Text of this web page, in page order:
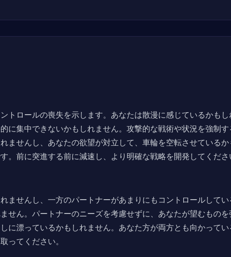
トロールの喪失を示します。あなたは散漫に感じているかも
に集中できないかもしれません。攻撃的な戦術や状況を強制す
ませんし、あなたの欲望が対立して、車輪を空転させている
。前に突進する前に減速し、より明確な戦略を開発してくださ
ませんし、一方のパートナーがあまりにもコントロールして
せん。パートナーのニーズを考慮せずに、あなたが望むものを
に漂っているかもしれません。あなた方が両方とも向かって
ってください。